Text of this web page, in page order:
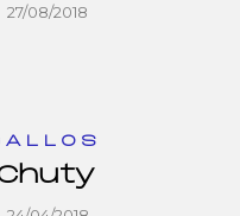
27/08/2018